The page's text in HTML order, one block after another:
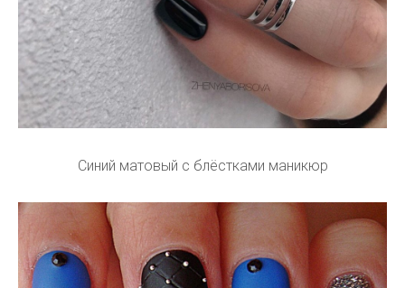
Синий матовый с блёстками маникюр